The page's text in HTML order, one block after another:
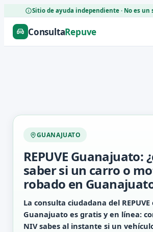
Sitio de ayuda independiente · No es
ConsultaRepuve
GUANAJUATO
REPUVE Guanajuato:
saber si un carro o
robado en
La consulta ciudadana del REPUVE
Guanajuato es gratis y en línea:
NIV sabes al instante si un